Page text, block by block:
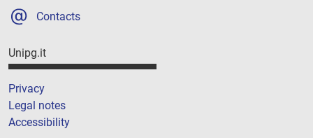
Contacts
Unipg.it
Privacy
Legal notes
Accessibility